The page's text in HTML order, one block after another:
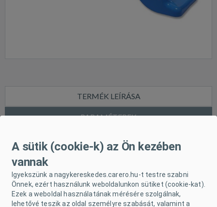
TERMÉK LEÍRÁSA
PARAMÉTEREK
Gyerek csúszda minőségi és masszív műanyagból
készült. A csúszdához tömlőt lehet csatlakoztatni,
A sütik (cookie-k) az Ön kezében
vannak
Igyekszünk a nagykereskedes.carero.hu-t testre szabni
Önnek, ezért használunk weboldalunkon sütiket (cookie-kat).
Ezek a weboldal használatának mérésére szolgálnak,
lehetővé teszik az oldal személyre szabását, valamint a